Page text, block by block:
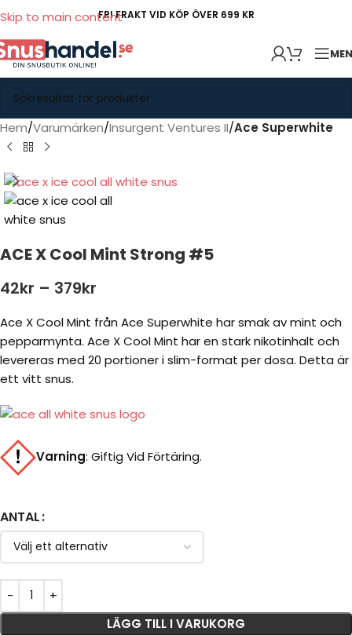
Skip to main contentFRI FRAKT VID KÖP ÖVER 699 KR
Hem Varumärken Insurgent Ventures II Ace Superwhite
ACE X Cool Mint Strong #5
42kr – 379kr
Ace X Cool Mint från Ace Superwhite har smak av mint och
pepparmynta. Ace X Cool Mint har en stark nikotinhalt och
levereras med 20 portioner i slim-format per dosa. Detta är
ett vitt snus.
Varning: Giftig Vid Förtäring.
ANTAL
LÄGG TILL I VARUKORG